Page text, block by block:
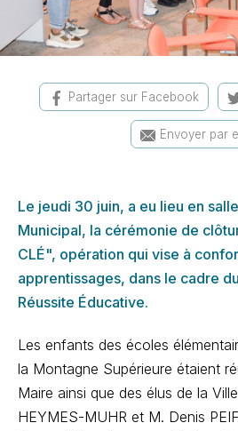
Partager sur Facebook
Envoyer par
Le jeudi 30 juin, a eu lieu en
Municipal, la cérémonie de
CLÉ", opération qui vise à
apprentissages, dans le cadre
Réussite Éducative.
Les enfants des écoles
la Montagne Supérieure étaient
Maire ainsi que des élus de la
HEYMES-MUHR et M. Denis